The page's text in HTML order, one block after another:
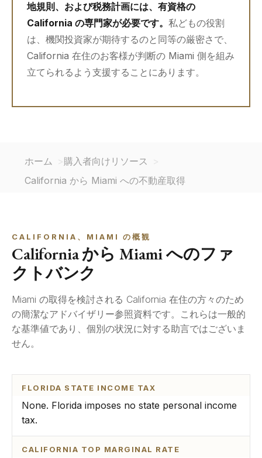
地規則、および税務計画には、有資格の
California の専門家が必要です。 私どもの役割
は、機関投資家が期待するのと同等の厳密さで、
California 在住のお客様が判断の Miami 側を組み
立てられるよう支援することにあります。
ホーム
購入者向けリソース
California から Miami への不動産取得
CALIFORNIA、MIAMI の概観
California から Miami へのファ
クトバンク
Miami の取得を検討される California 在住の方々のため
の簡潔なアドバイザリー参照資料です。これらは一般的
な基準値であり、個別の状況に対する助言ではございま
せん。
FLORIDA STATE INCOME TAX
None. Florida imposes no state personal income
tax.
CALIFORNIA TOP MARGINAL RATE